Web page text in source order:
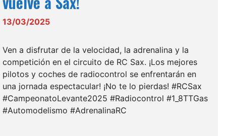
13/03/2025
Ven a disfrutar de la velocidad, la adrenalina y la
competición en el circuito de RC Sax. ¡Los mejores
pilotos y coches de radiocontrol se enfrentarán en
una jornada espectacular! ¡No te lo pierdas! #RCSax
#CampeonatoLevante2025 #Radiocontrol #1_8TTGas
#Automodelismo #AdrenalinaRC